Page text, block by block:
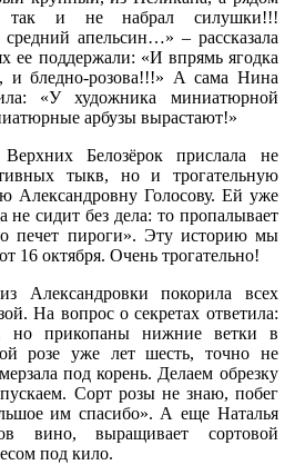
так и не набрал силушки!!!
апельсин…» – рассказала
ее поддержали: «И впрямь ягодка
и бледно-розова!!!» А сама Нина
«У художника миниатюрной
арбузы вырастают!»
Белозёрок прислала не
тыкв, но и трогательную
Александровну Голосову. Ей уже
не сидит без дела: то пропалывает
печет пироги». Эту историю мы
16 октября. Очень трогательно!
Александровки покорила всех
На вопрос о секретах ответила:
но прикопаны нижние ветки в
розе уже лет шесть, точно не
под корень. Делаем обрезку
Сорт розы не знаю, побег
им спасибо». А еще Наталья
вино, выращивает сортовой
под кило.